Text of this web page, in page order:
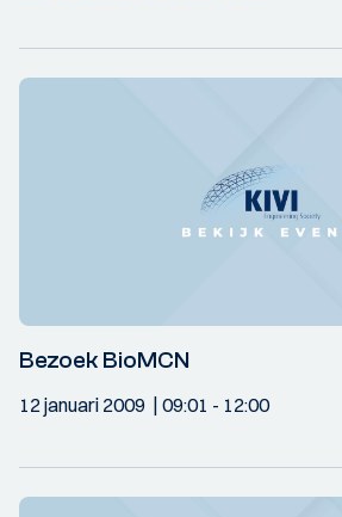
Bezoek BioMCN
12 januari 2009 09:01 - 12:00